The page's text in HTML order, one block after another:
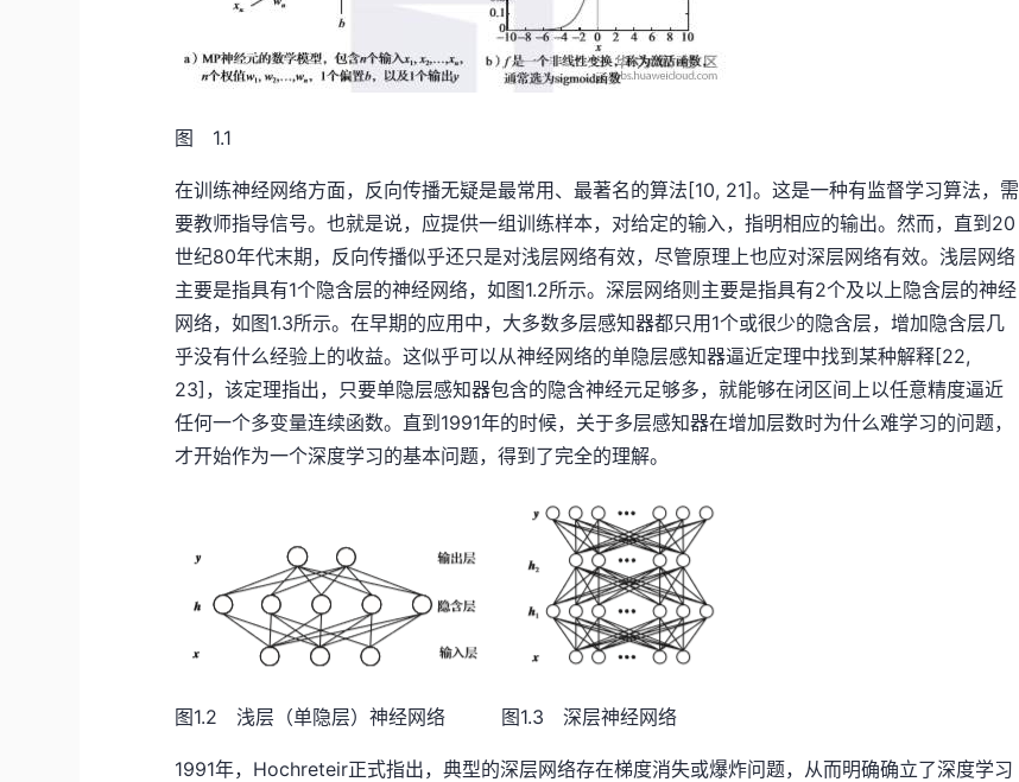
图 1.1
在训练神经网络方面，反向传播无疑是最常用、最著名的算法[10, 21]。这是一种有监督学习算法，需
要教师指导信号。也就是说，应提供一组训练样本，对给定的输入，指明相应的输出。然而，直到20
世纪80年代末期，反向传播似乎还只是对浅层网络有效，尽管原理上也应对深层网络有效。浅层网络
主要是指具有1个隐含层的神经网络，如图1.2所示。深层网络则主要是指具有2个及以上隐含层的神经
网络，如图1.3所示。在早期的应用中，大多数多层感知器都只用1个或很少的隐含层，增加隐含层几
乎没有什么经验上的收益。这似乎可以从神经网络的单隐层感知器逼近定理中找到某种解释[22,
23]，该定理指出，只要单隐层感知器包含的隐含神经元足够多，就能够在闭区间上以任意精度逼近
任何一个多变量连续函数。直到1991年的时候，关于多层感知器在增加层数时为什么难学习的问题，
才开始作为一个深度学习的基本问题，得到了完全的理解。
图1.2 浅层（单隐层）神经网络 图1.3 深层神经网络
1991年，Hochreteir正式指出，典型的深层网络存在梯度消失或爆炸问题，从而明确确立了深度学习